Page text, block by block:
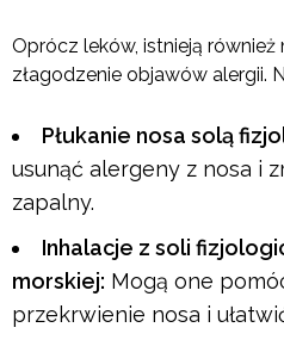
Oprócz leków, istnieją
złagodzenie objawów alergii.
Płukanie nosa solą
usunąć alergeny z nosa i
zapalny.
Inhalacje z soli
morskiej: Mogą one
przekrwienie nosa i